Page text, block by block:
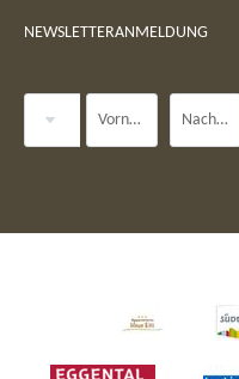
NEWSLETTERANMELDUNG
Vorname Nachname*